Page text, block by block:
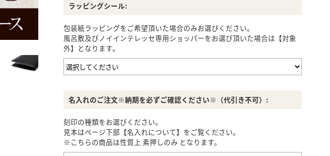
ラッピングシール:
包装紙ラッピングをご希望頂いた場合のみお選びください。
風呂敷及びノイインテレッセ専用ショッパーをお選び頂いた場合は【対象
外】となります。
名入れのご注文※納期を必ずご確認ください※（代引き不可）:
刻印の種類をお選びください。
見本はページ下部【名入れについて】をご覧ください。
※こちらの商品は性質上 素押しのみ となります。